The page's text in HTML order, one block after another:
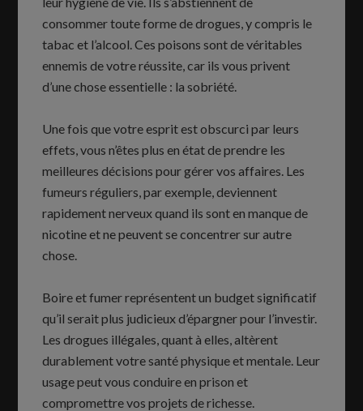
consommer toute forme de drogues, y compris le
tabac et l’alcool. Ces poisons sont de véritables
ennemis de votre réussite, car ils vous privent
d’une chose essentielle : la sobriété.
Une fois que votre esprit est obscurci par leurs
effets, vous n’êtes plus en état de prendre les
meilleures décisions pour gérer vos affaires. Les
fumeurs réguliers, par exemple, deviennent
rapidement nerveux quand ils sont en manque de
nicotine et ne peuvent se concentrer sur autre
chose.
Boire et fumer représentent un budget significatif
qu’il serait plus judicieux d’épargner pour l’investir.
Les drogues illégales, quant à elles, altèrent
durablement votre santé physique et mentale. Leur
usage peut vous conduire en prison et
compromettre vos projets de richesse.